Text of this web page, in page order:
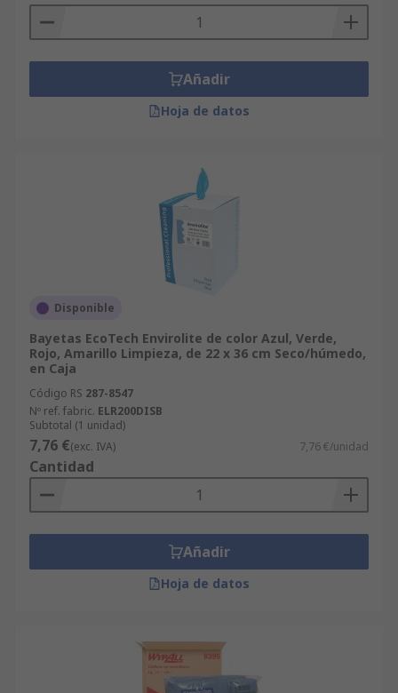
Añadir
Hoja de datos
Disponible
Bayetas EcoTech Envirolite de color Azul, Verde,
Rojo, Amarillo Limpieza, de 22 x 36 cm Seco/húmedo,
en Caja
Código RS 287-8547
Nº ref. fabric. ELR200DISB
Subtotal (1 unidad)
7,76 €(exc. IVA) 7,76 €/unidad
Cantidad
Añadir
Hoja de datos